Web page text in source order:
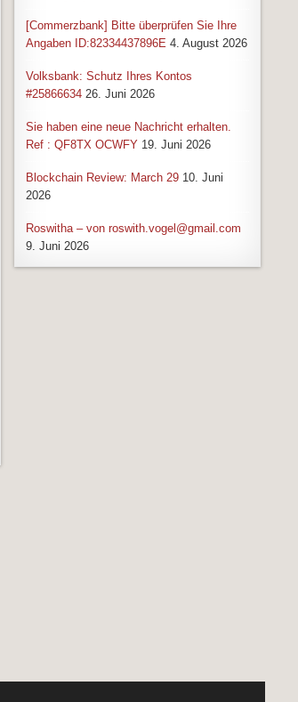
[Commerzbank] Bitte überprüfen Sie Ihre
Angaben ID:82334437896E 4. August 2026
Volksbank: Schutz Ihres Kontos
#25866634 26. Juni 2026
Sie haben eine neue Nachricht erhalten.
Ref : QF8TX OCWFY 19. Juni 2026
Blockchain Review: March 29 10. Juni
2026
Roswitha – von roswith.vogel@gmail.com
9. Juni 2026